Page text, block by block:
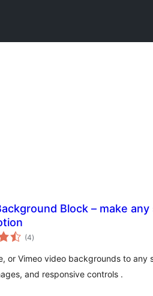
Block – make
(4કુલ
રેટિંગ્સ
)
or Vimeo video backgrounds to any
and responsive controls .